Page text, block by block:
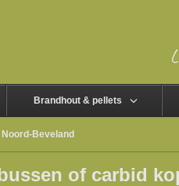
Brandhout & pellets
Beveland
of carbid